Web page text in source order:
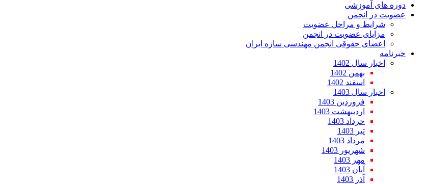
دوره های آموزشی
عضویت در انجمن
شرایط و مراحل عضویت
مزایای عضویت در انجمن
اعضای حقوقی انجمن مهندسی سازه ایران
خبرنامه
اخبار سال 1402
بهمن 1402
اسفند 1402
اخبار سال 1403
فروردین 1403
اردیبهشت 1403
خرداد 1403
تیر 1403
مرداد 1403
شهریور 1403
مهر 1403
آبان 1403
آذر 1403